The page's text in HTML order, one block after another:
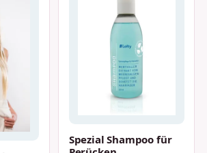
Spezial Shampoo für